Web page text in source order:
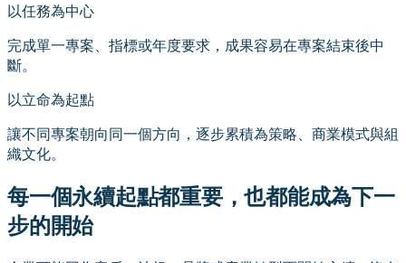
以任務為中心
完成單一專案、指標或年度要求，成果容易在專案結束後中
斷。
以立命為起點
讓不同專案朝向同一個方向，逐步累積為策略、商業模式與組
織文化。
每一個永續起點都重要，也都能成為下一
步的開始